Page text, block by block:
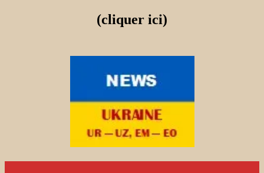
(cliquer ici)